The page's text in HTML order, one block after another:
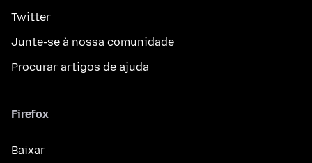
Twitter
Junte-se à nossa comunidade
Procurar artigos de ajuda
Firefox
Baixar